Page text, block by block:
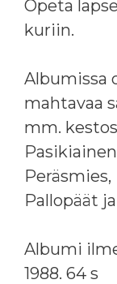
Opeta
kuriin.
Albumissa
mahtavaa
mm.
Pallopäät
Albumi
1988. 64 s